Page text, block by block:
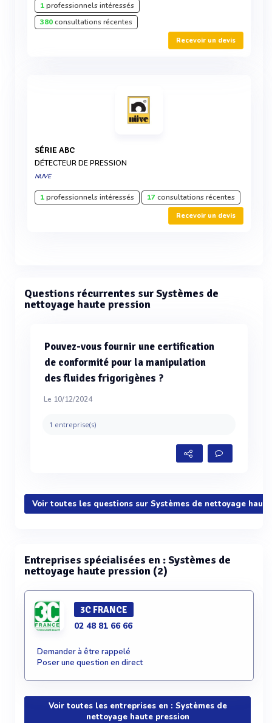
1professionnels intéressés
380consultations récentes
Recevoir un devis
SÉRIE ABC
DÉTECTEUR DE PRESSION
NUVE
1professionnels intéressés 17consultations récentes
Recevoir un devis
Questions récurrentes sur Systèmes de
nettoyage haute pression
Pouvez-vous fournir une certification
de conformité pour la manipulation
des fluides frigorigènes ?
Le 10/12/2024
1 entreprise(s)
Voir toutes les questions sur Systèmes de nettoyage
Entreprises spécialisées en : Systèmes de
nettoyage haute pression (2)
3C FRANCE
02 48 81 66 66
Demander à être rappelé
Poser une question en direct
Voir toutes les entreprises en : Systèmes de
nettoyage haute pression